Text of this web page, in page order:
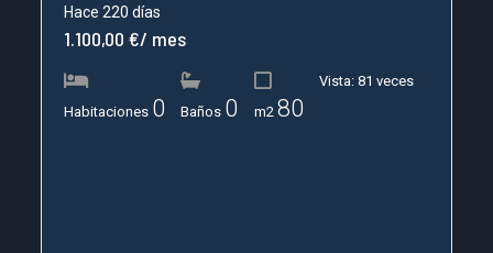
Hace 220 días
1.100,00 €/ mes
Habitaciones 0 Baños 0 m2 80
Vista: 81 veces